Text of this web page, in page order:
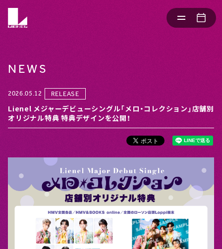
NEWS
2026.05.12 RELEASE
Lienel メジャーデビューシングル「メロ・コレクション」店舗別
オリジナル特典 特典デザインを公開！